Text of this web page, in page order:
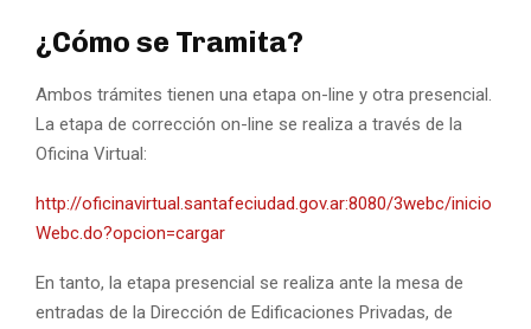
¿Cómo se Tramita?
Ambos trámites tienen una etapa on-line y otra presencial.
La etapa de corrección on-line se realiza a través de la
Oficina Virtual:
http://oficinavirtual.santafeciudad.gov.ar:8080/3webc/inicio
Webc.do?opcion=cargar
En tanto, la etapa presencial se realiza ante la mesa de
entradas de la Dirección de Edificaciones Privadas, de